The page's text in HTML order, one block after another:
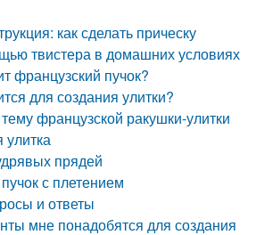
как сделать прическу
твистера в домашних условиях
французский пучок?
для создания улитки?
французской ракушки-улитки
улитка
прядей
с плетением
и ответы
мне понадобятся для создания